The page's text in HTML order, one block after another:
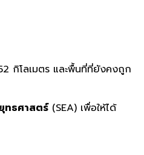
กิโลเมตร และพื้นที่ที่ยังคงถูก
ทธศาสตร์(SEA) เพื่อให้ได้